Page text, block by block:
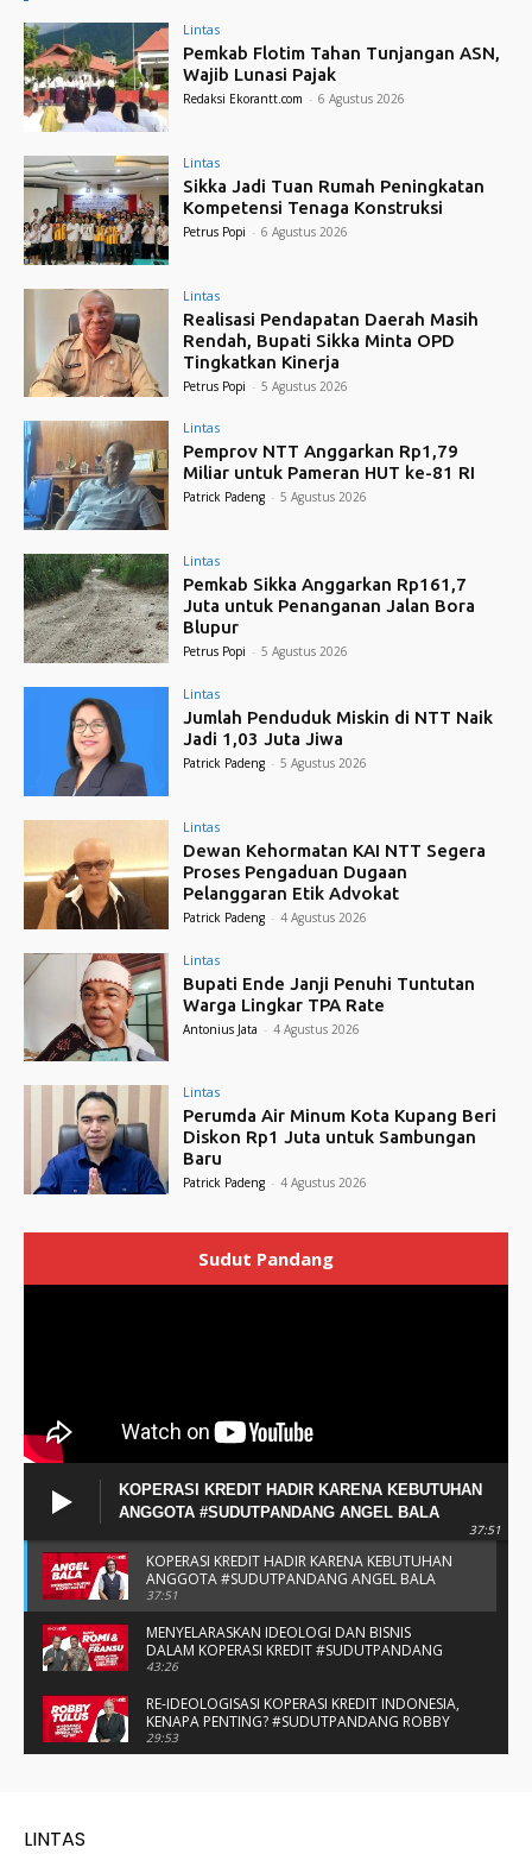
Lintas
Pemkab Flotim Tahan Tunjangan ASN,
Wajib Lunasi Pajak
Redaksi Ekorantt.com - 6 Agustus 2026
Lintas
Sikka Jadi Tuan Rumah Peningkatan
Kompetensi Tenaga Konstruksi
Petrus Popi - 6 Agustus 2026
Lintas
Realisasi Pendapatan Daerah Masih
Rendah, Bupati Sikka Minta OPD
Tingkatkan Kinerja
Petrus Popi - 5 Agustus 2026
Lintas
Pemprov NTT Anggarkan Rp1,79
Miliar untuk Pameran HUT ke-81 RI
Patrick Padeng - 5 Agustus 2026
Lintas
Pemkab Sikka Anggarkan Rp161,7
Juta untuk Penanganan Jalan Bora
Blupur
Petrus Popi - 5 Agustus 2026
Lintas
Jumlah Penduduk Miskin di NTT Naik
Jadi 1,03 Juta Jiwa
Patrick Padeng - 5 Agustus 2026
Lintas
Dewan Kehormatan KAI NTT Segera
Proses Pengaduan Dugaan
Pelanggaran Etik Advokat
Patrick Padeng - 4 Agustus 2026
Lintas
Bupati Ende Janji Penuhi Tuntutan
Warga Lingkar TPA Rate
Antonius Jata - 4 Agustus 2026
Lintas
Perumda Air Minum Kota Kupang Beri
Diskon Rp1 Juta untuk Sambungan
Baru
Patrick Padeng - 4 Agustus 2026
Sudut Pandang
KOPERASI KREDIT HADIR KARENA KEBUTUHAN
ANGGOTA #SUDUTPANDANG ANGEL BALA
37:51
KOPERASI KREDIT HADIR KARENA KEBUTUHAN
ANGGOTA #SUDUTPANDANG ANGEL BALA
37:51
MENYELARASKAN IDEOLOGI DAN BISNIS
DALAM KOPERASI KREDIT #SUDUTPANDANG
BAPAK ROMI & BAPAK FRANSU
43:26
RE-IDEOLOGISASI KOPERASI KREDIT INDONESIA,
KENAPA PENTING? #SUDUTPANDANG ROBBY
TULUS
29:53